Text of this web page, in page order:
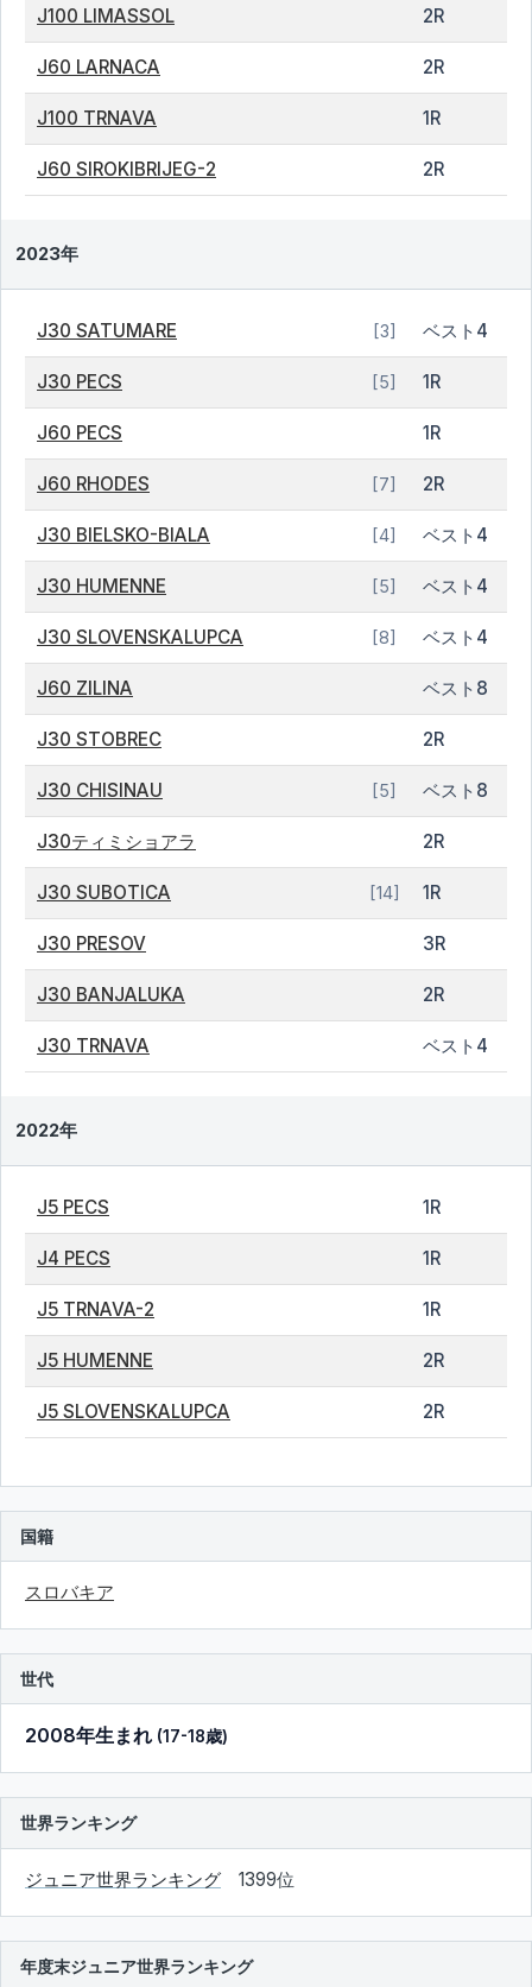
J100 LIMASSOL 2R
J60 LARNACA 2R
J100 TRNAVA 1R
J60 SIROKIBRIJEG-2 2R
2023年
J30 SATUMARE [3] ベスト4
J30 PECS [5] 1R
J60 PECS 1R
J60 RHODES [7] 2R
J30 BIELSKO-BIALA [4] ベスト4
J30 HUMENNE [5] ベスト4
J30 SLOVENSKALUPCA [8] ベスト4
J60 ZILINA ベスト8
J30 STOBREC 2R
J30 CHISINAU [5] ベスト8
J30ティミショアラ 2R
J30 SUBOTICA [14] 1R
J30 PRESOV 3R
J30 BANJALUKA 2R
J30 TRNAVA ベスト4
2022年
J5 PECS 1R
J4 PECS 1R
J5 TRNAVA-2 1R
J5 HUMENNE 2R
J5 SLOVENSKALUPCA 2R
国籍
スロバキア
世代
2008年生まれ (17-18歳)
世界ランキング
ジュニア世界ランキング 1399位
年度末ジュニア世界ランキング